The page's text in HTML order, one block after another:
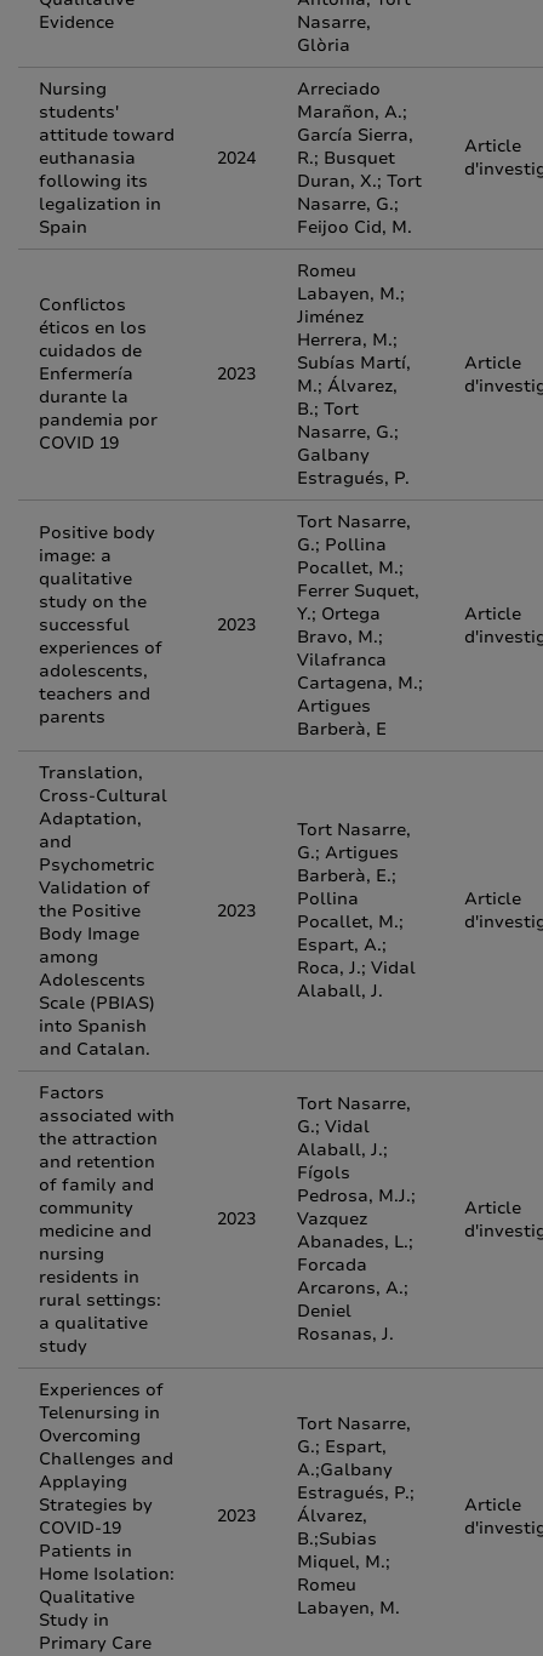
Evidence
Nasarre,
Glòria
Nursing
students'
attitude toward
euthanasia
following its
legalization in
Spain
2024
Arreciado
Marañon, A.;
García Sierra,
R.; Busquet
Duran, X.; Tort
Nasarre, G.;
Feijoo Cid, M.
Article
Conflictos
éticos en los
cuidados de
Enfermería
durante la
pandemia por
COVID 19
2023
Romeu
Labayen, M.;
Jiménez
Herrera, M.;
Subías Martí,
M.; Álvarez,
B.; Tort
Nasarre, G.;
Galbany
Estragués, P.
Article
Positive body
image: a
qualitative
study on the
successful
experiences of
adolescents,
teachers and
parents
2023
Tort Nasarre,
G.; Pollina
Pocallet, M.;
Ferrer Suquet,
Y.; Ortega
Bravo, M.;
Vilafranca
Cartagena, M.;
Artigues
Barberà, E
Article
Translation,
Cross-Cultural
Adaptation,
and
Psychometric
Validation of
the Positive
Body Image
among
Adolescents
Scale (PBIAS)
into Spanish
and Catalan.
2023
Tort Nasarre,
G.; Artigues
Barberà, E.;
Pollina
Pocallet, M.;
Espart, A.;
Roca, J.; Vidal
Alaball, J.
Article
Factors
associated with
the attraction
and retention
of family and
community
medicine and
nursing
residents in
rural settings:
a qualitative
study
2023
Tort Nasarre,
G.; Vidal
Alaball, J.;
Fígols
Pedrosa, M.J.;
Vazquez
Abanades, L.;
Forcada
Arcarons, A.;
Deniel
Rosanas, J.
Article
Experiences of
Telenursing in
Overcoming
Challenges and
Applaying
Strategies by
COVID-19
Patients in
Home Isolation:
Qualitative
Study in
Primary Care
2023
Tort Nasarre,
G.; Espart,
A.;Galbany
Estragués, P.;
Álvarez,
B.;Subias
Miquel, M.;
Romeu
Labayen, M.
Article